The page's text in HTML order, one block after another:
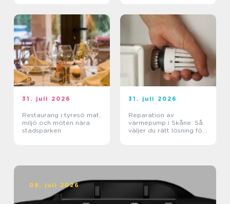
31. juli 2026
Restaurang i tyresö mat,
miljö och möten nära
stadsparken
31. juli 2026
Reparation av
värmepump i Skåne: Så
väljer du rätt lösning för
08. juli 2026